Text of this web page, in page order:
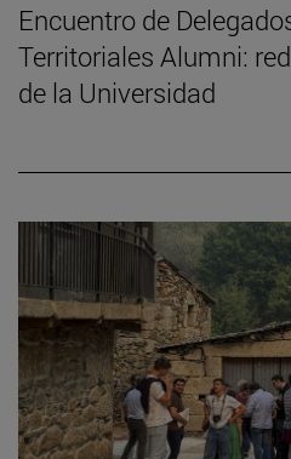
Encuentro de
Territoriales Alumni:
de la Universidad